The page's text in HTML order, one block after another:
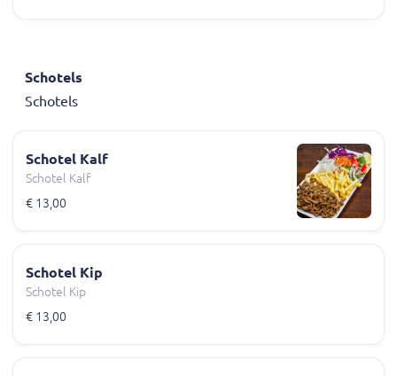
Schotels
Schotels
Schotel Kalf
Schotel Kalf
€ 13,00
Schotel Kip
Schotel Kip
€ 13,00